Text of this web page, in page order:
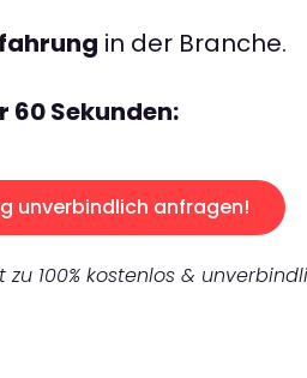
in der Branche.
60 Sekunden:
unverbindlich anfragen!
100% kostenlos &